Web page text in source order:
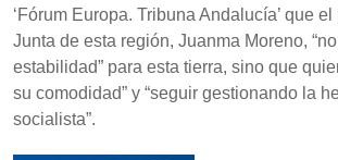
‘Fórum Europa. Tribuna Andalucía’ que
Junta de esta región, Juanma Moreno,
estabilidad” para esta tierra, sino que
su comodidad” y “seguir gestionando la
socialista”.